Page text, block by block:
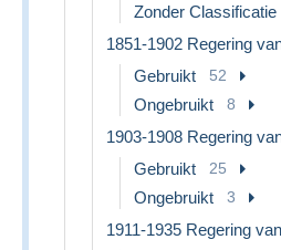
Zonder Classificatie
1851-1902 Regering
Gebruikt 52
Ongebruikt 8
1903-1908 Regering
Gebruikt 25
Ongebruikt 3
1911-1935 Regering